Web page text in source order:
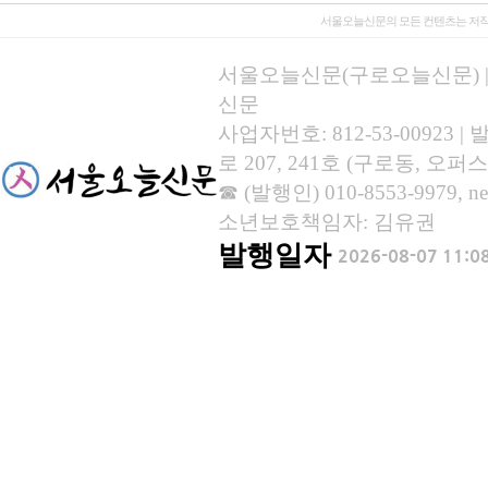
서울오늘신문의 모든 컨텐츠는 저
서울오늘신문(구로오늘신문)
신문
사업자번호: 812-53-00923 |
로 207, 241호 (구로동, 오퍼
☎ (발행인) 010-8553-9979,
소년보호책임자: 김유권
발행일자